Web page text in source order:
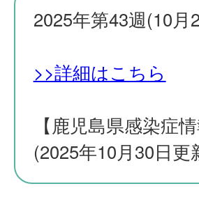
2025年第43週(10月
>>詳細はこちら
【鹿児島県感染症
(2025年10月30日更